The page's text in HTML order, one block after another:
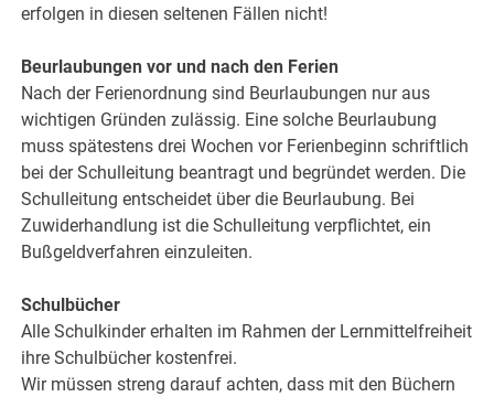
erfolgen in diesen seltenen Fällen nicht!
Beurlaubungen vor und nach den Ferien
Nach der Ferienordnung sind Beurlaubungen nur aus
wichtigen Gründen zulässig. Eine solche Beurlaubung
muss spätestens drei Wochen vor Ferienbeginn schriftlich
bei der Schulleitung beantragt und begründet werden. Die
Schulleitung entscheidet über die Beurlaubung. Bei
Zuwiderhandlung ist die Schulleitung verpflichtet, ein
Bußgeldverfahren einzuleiten.
Schulbücher
Alle Schulkinder erhalten im Rahmen der Lernmittelfreiheit
ihre Schulbücher kostenfrei.
Wir müssen streng darauf achten, dass mit den Büchern